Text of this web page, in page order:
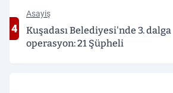
4
Asayiş
Kuşadası Belediyesi'nde 3. dalga
operasyon: 21 Şüpheli